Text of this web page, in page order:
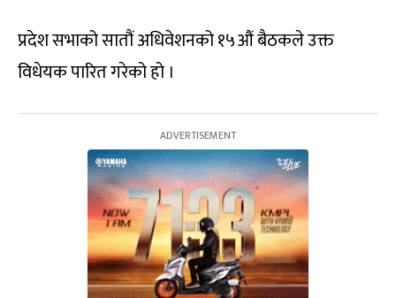
प्रदेश सभाको सातौं अधिवेशनको १५औं बैठकले उक्त
विधेयक पारित गरेको हो ।